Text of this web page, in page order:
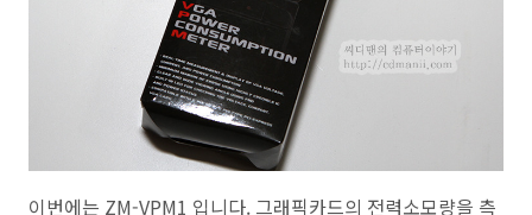
이번에는 ZM-VPM1 입니다. 그래픽카드의 전력소모량을 측